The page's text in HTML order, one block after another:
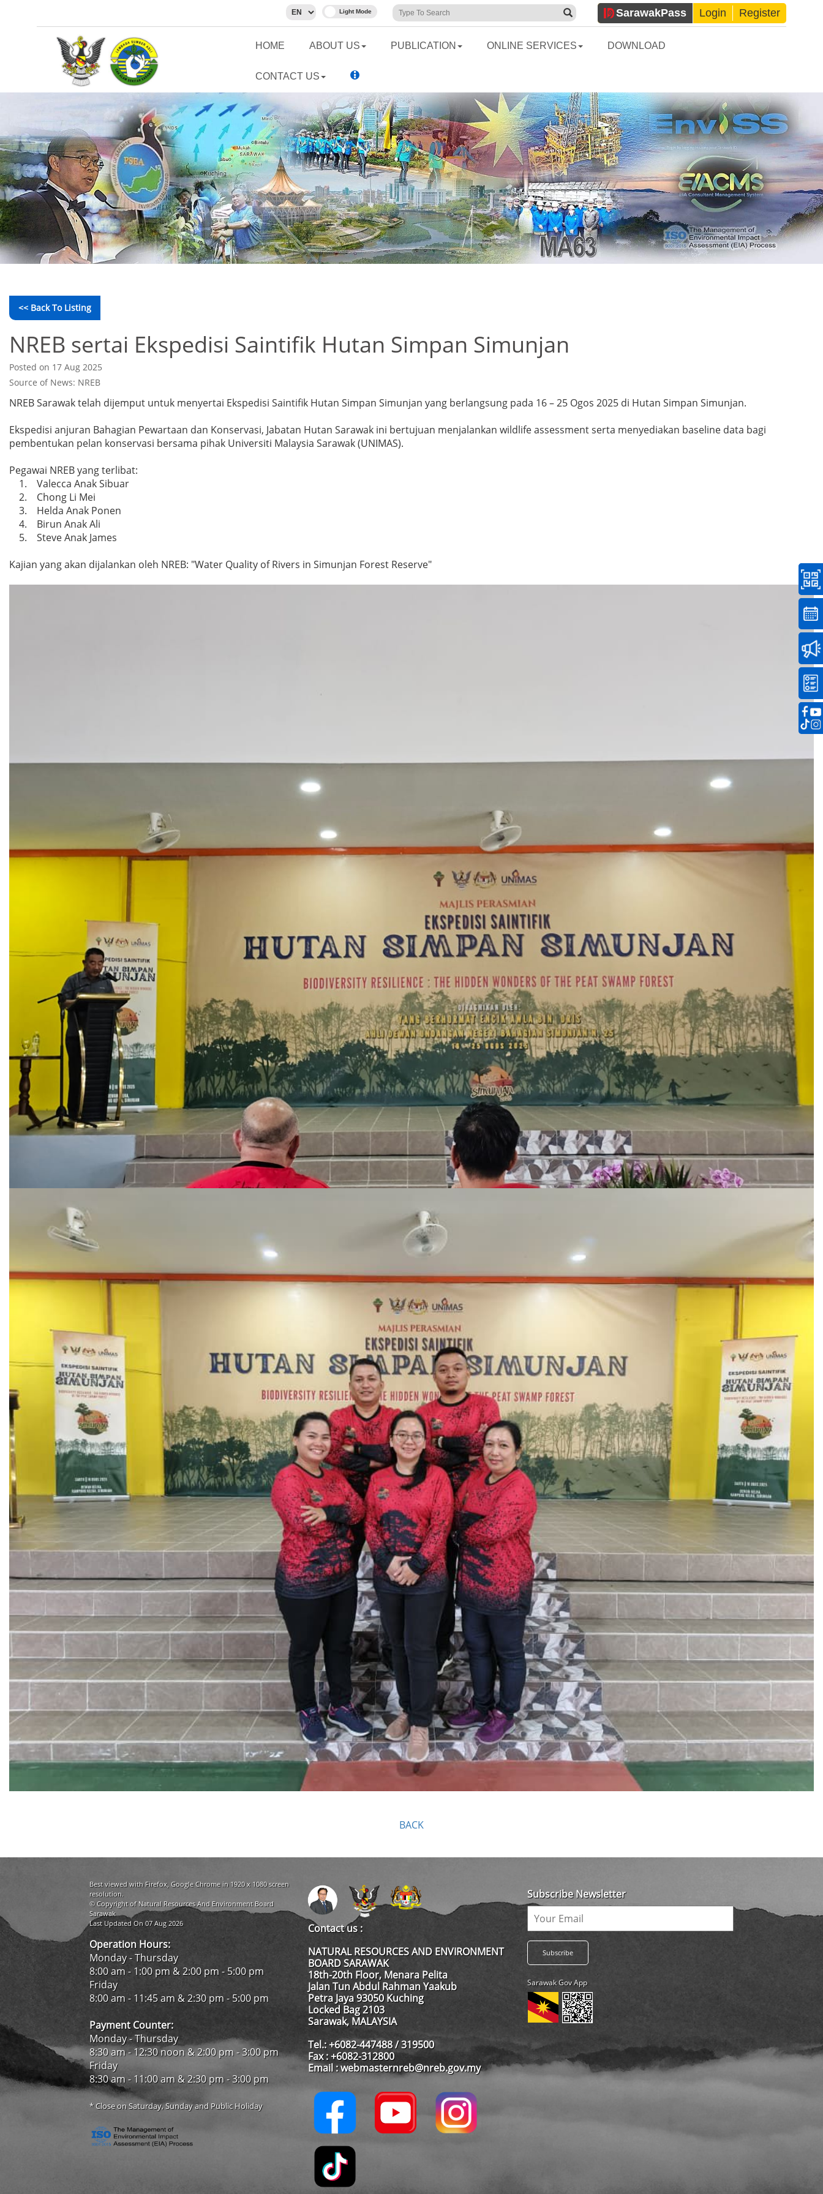
SarawakPass Login Register
HOME ABOUT US PUBLICATION ONLINE SERVICES DOWNLOAD
CONTACT US
<< Back To Listing
NREB sertai Ekspedisi Saintifik Hutan Simpan Simunjan
Posted on 17 Aug 2025
Source of News: NREB
NREB Sarawak telah dijemput untuk menyertai Ekspedisi Saintifik Hutan Simpan Simunjan yang berlangsung pada 16 – 25 Ogos 2025 di Hutan Simpan Simunjan.
Ekspedisi anjuran Bahagian Pewartaan dan Konservasi, Jabatan Hutan Sarawak ini bertujuan menjalankan wildlife assessment serta menyediakan baseline data bagi
pembentukan pelan konservasi bersama pihak Universiti Malaysia Sarawak (UNIMAS).
Pegawai NREB yang terlibat:
1. Valecca Anak Sibuar
2. Chong Li Mei
3. Helda Anak Ponen
4. Birun Anak Ali
5. Steve Anak James
Kajian yang akan dijalankan oleh NREB: "Water Quality of Rivers in Simunjan Forest Reserve"
BACK
Best viewed with Firefox, Google Chrome in 1920 x 1080 screen
resolution.
© Copyright of Natural Resources And Environment Board
Sarawak
Last Updated On 07 Aug 2026
Operation Hours:
Monday - Thursday
8:00 am - 1:00 pm & 2:00 pm - 5:00 pm
Friday
8:00 am - 11:45 am & 2:30 pm - 5:00 pm
Payment Counter:
Monday - Thursday
8:30 am - 12:30 noon & 2:00 pm - 3:00 pm
Friday
8:30 am - 11:00 am & 2:30 pm - 3:00 pm
* Close on Saturday, Sunday and Public Holiday
Contact us :
NATURAL RESOURCES AND ENVIRONMENT
BOARD SARAWAK
18th-20th Floor, Menara Pelita
Jalan Tun Abdul Rahman Yaakub
Petra Jaya 93050 Kuching
Locked Bag 2103
Sarawak, MALAYSIA
Tel.: +6082-447488 / 319500
Fax : +6082-312800
Email : webmasternreb@nreb.gov.my
Subscribe Newsletter
Sarawak Gov App